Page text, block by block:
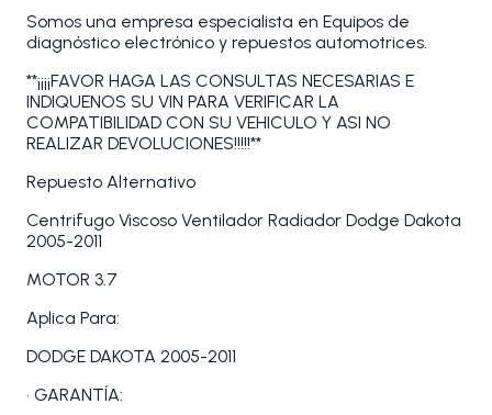
Somos una empresa especialista en Equipos de
diagnóstico electrónico y repuestos automotrices.
**¡¡¡¡FAVOR HAGA LAS CONSULTAS NECESARIAS E
INDIQUENOS SU VIN PARA VERIFICAR LA
COMPATIBILIDAD CON SU VEHICULO Y ASI NO
REALIZAR DEVOLUCIONES!!!!!**
Repuesto Alternativo
Centrifugo Viscoso Ventilador Radiador Dodge Dakota
2005-2011
MOTOR 3.7
Aplica Para:
DODGE DAKOTA 2005-2011
• GARANTÍA: